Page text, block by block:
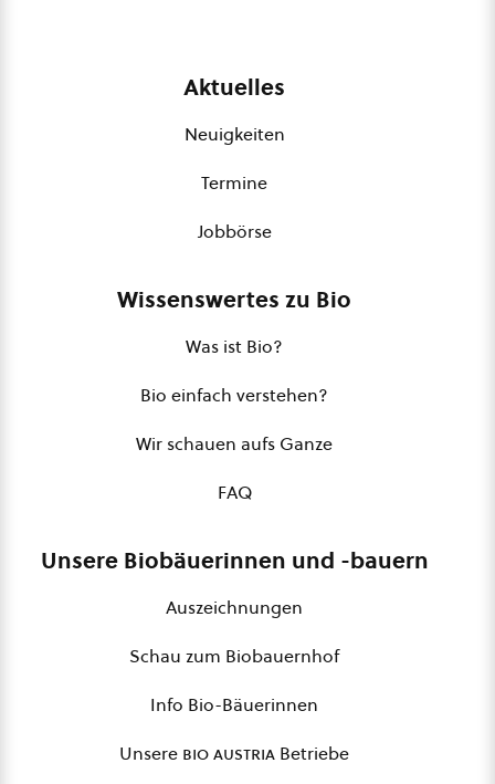
Aktuelles
Neuigkeiten
Termine
Jobbörse
Wissenswertes zu Bio
Was ist Bio?
Bio einfach verstehen?
Wir schauen aufs Ganze
FAQ
Unsere Biobäuerinnen und -bauern
Auszeichnungen
Schau zum Biobauernhof
Info Bio-Bäuerinnen
Unsere bio austria Betriebe